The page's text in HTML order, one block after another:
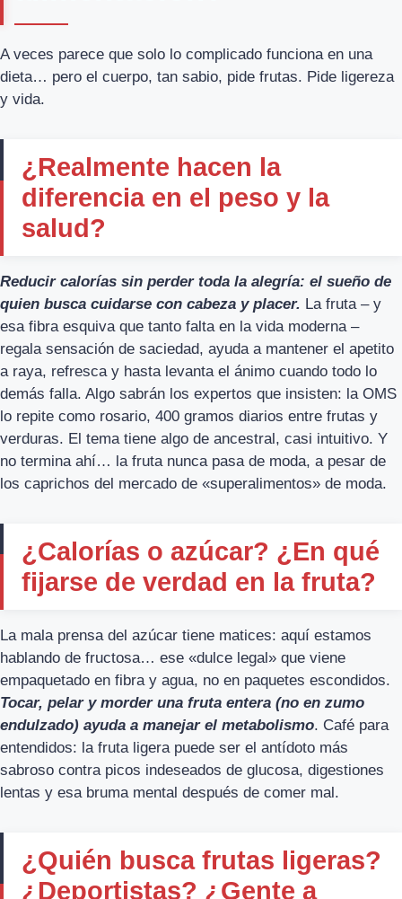
A veces parece que solo lo complicado funciona en una
dieta… pero el cuerpo, tan sabio, pide frutas. Pide ligereza
y vida.
¿Realmente hacen la
diferencia en el peso y la
salud?
Reducir calorías sin perder toda la alegría: el sueño de
quien busca cuidarse con cabeza y placer. La fruta – y
esa fibra esquiva que tanto falta en la vida moderna –
regala sensación de saciedad, ayuda a mantener el apetito
a raya, refresca y hasta levanta el ánimo cuando todo lo
demás falla. Algo sabrán los expertos que insisten: la OMS
lo repite como rosario, 400 gramos diarios entre frutas y
verduras. El tema tiene algo de ancestral, casi intuitivo. Y
no termina ahí… la fruta nunca pasa de moda, a pesar de
los caprichos del mercado de «superalimentos» de moda.
¿Calorías o azúcar? ¿En qué
fijarse de verdad en la fruta?
La mala prensa del azúcar tiene matices: aquí estamos
hablando de fructosa… ese «dulce legal» que viene
empaquetado en fibra y agua, no en paquetes escondidos.
Tocar, pelar y morder una fruta entera (no en zumo
endulzado) ayuda a manejar el metabolismo. Café para
entendidos: la fruta ligera puede ser el antídoto más
sabroso contra picos indeseados de glucosa, digestiones
lentas y esa bruma mental después de comer mal.
¿Quién busca frutas ligeras?
¿Deportistas? ¿Gente a